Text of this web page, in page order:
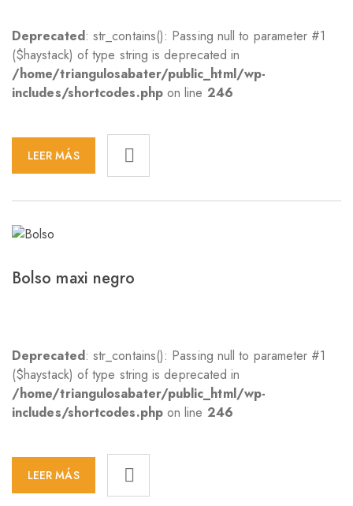
Deprecated: str_contains(): Passing null to parameter #1
($haystack) of type string is deprecated in
/home/triangulosabater/public_html/wp-
includes/shortcodes.phpon line 246
LEER MÁS
Bolso maxi negro
Deprecated: str_contains(): Passing null to parameter #1
($haystack) of type string is deprecated in
/home/triangulosabater/public_html/wp-
includes/shortcodes.phpon line 246
LEER MÁS